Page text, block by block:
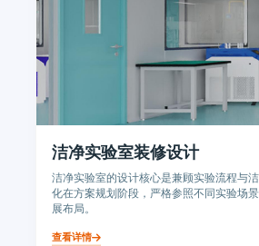
洁净实验室装修设计
洁净实验室的设计核心是兼顾实验流程与
化在方案规划阶段，严格参照不同实验场
展布局。
查看详情